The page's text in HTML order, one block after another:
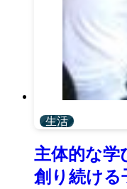
生活
主体的な学
創り続ける